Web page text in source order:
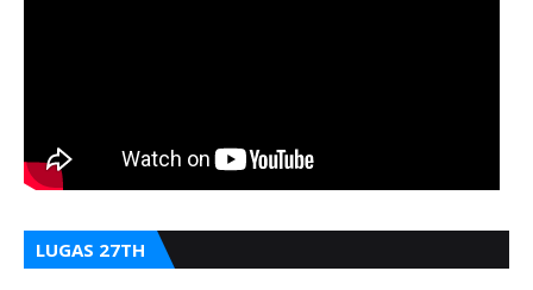
LUGAS 27TH